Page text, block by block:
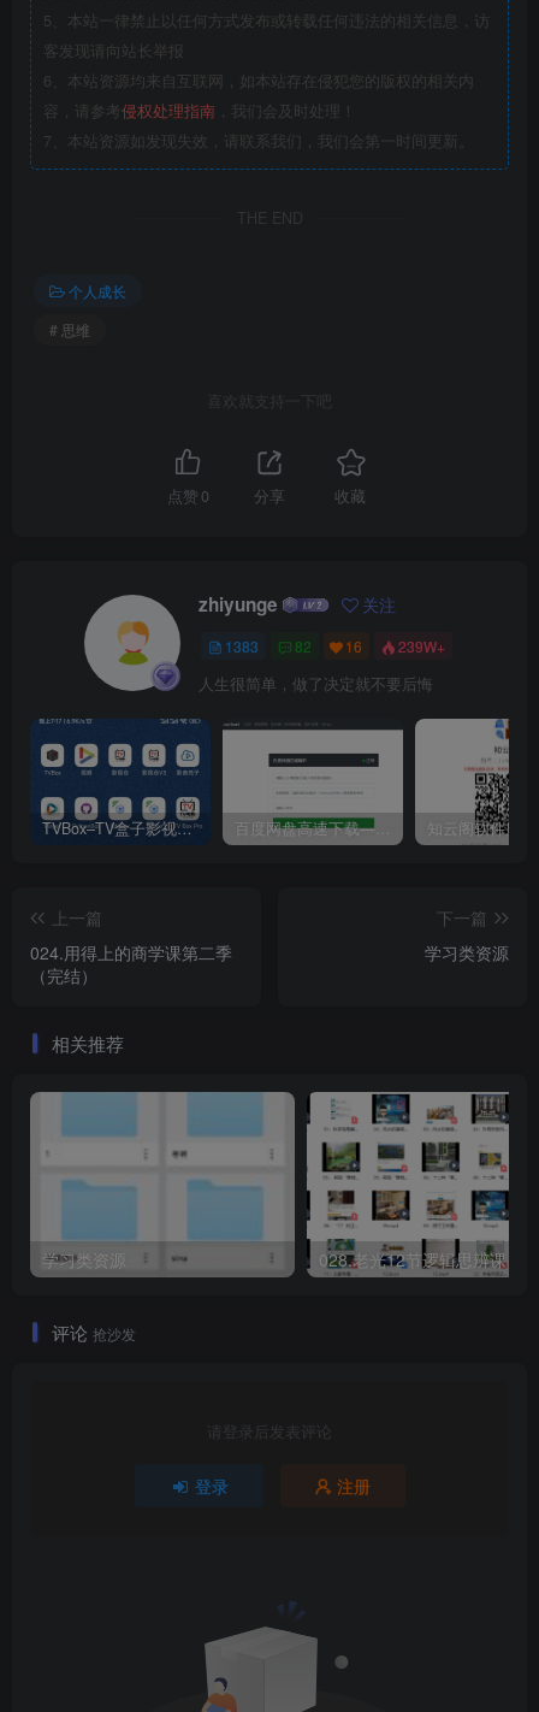
5、本站一律禁止以任何方式发布或转载任何违法的相关信息，访
客发现请向站长举报
6、本站资源均来自互联网，如本站存在侵犯您的版权的相关内
容，请参考侵权处理指南 ，我们会及时处理！
7、本站资源如发现失效，请联系我们，我们会第一时间更新。
THE END
个人成长
# 思维
喜欢就支持一下吧
点赞 0 分享 收藏
zhiyunge 关注
1383 82 16 239W+
人生很简单，做了决定就不要后悔
TVBox–TV盒子影视神器【附视频源和下载地址】【附自带源软件】 百度网盘高速下载——解析站点汇总
上一篇
024.用得上的商学课第二季
（完结）
下一篇
学习类资源
相关推荐
学习类资源
评论 抢沙发
请登录后发表评论
登录 注册